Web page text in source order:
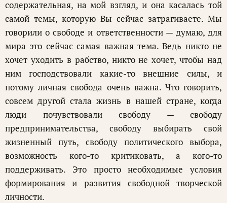
содержательная, на мой взгляд, и она касалась той
самой темы, которую Вы сейчас затрагиваете. Мы
говорили о свободе и ответственности — думаю, для
мира это сейчас самая важная тема. Ведь никто не
хочет уходить в рабство, никто не хочет, чтобы над
ним господствовали какие-то внешние силы, и
потому личная свобода очень важна. Что говорить,
совсем другой стала жизнь в нашей стране, когда
люди почувствовали свободу — свободу
предпринимательства, свободу выбирать свой
жизненный путь, свободу политического выбора,
возможность кого-то критиковать, а кого-то
поддерживать. Это просто необходимые условия
формирования и развития свободной творческой
личности.